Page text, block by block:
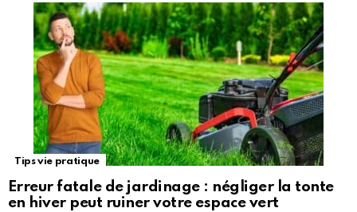
Tips vie pratique
Erreur fatale de jardinage : négliger la tonte
en hiver peut ruiner votre espace vert